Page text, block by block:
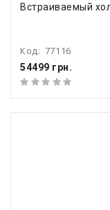
Встраиваемый
Код: 77116
54499 грн.